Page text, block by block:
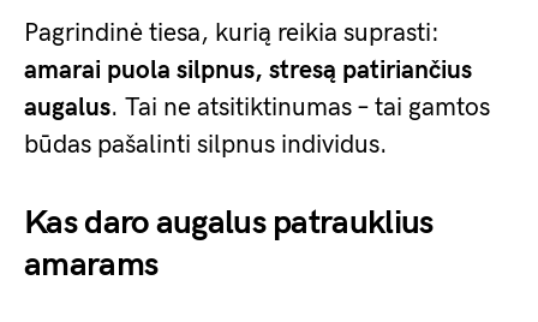
Pagrindinė tiesa, kurią reikia suprasti:
amarai puola silpnus, stresą patiriančius
augalus. Tai ne atsitiktinumas – tai gamtos
būdas pašalinti silpnus individus.
Kas daro augalus patrauklius
amarams